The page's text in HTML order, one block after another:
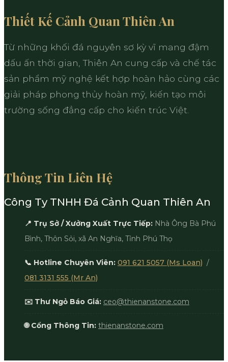
Thiết Kế Cảnh Quan Thiên An
Từ những khối đá nguyên sơ kỳ vĩ mang đậm
dấu ấn thời gian, Thiên An cung cấp và chế tác
sản phẩm mỹ nghệ kết hợp hoàn hảo cùng các
giải pháp phong thủy hoàn mỹ, kiến tạo môi
trường sống đẳng cấp cho kiến trúc Việt.
Thông Tin Liên Hệ
Công Ty TNHH Đá Cảnh Quan Thiên An
📍 Trụ Sở / Xưởng Xuất Trực Tiếp: Nhà Ông Bà Phú
Bình, Thôn Sỏi, xã An Nghĩa, Tỉnh Phú Thọ
📞 Hotline Chuyên Viên: 091 621 5057 (Ms Loan) /
081 3131 555 (Mr An)
✉️ Thư Ngỏ Báo Giá: ceo@thienanstone.com
🌐 Cổng Thông Tin: thienanstone.com